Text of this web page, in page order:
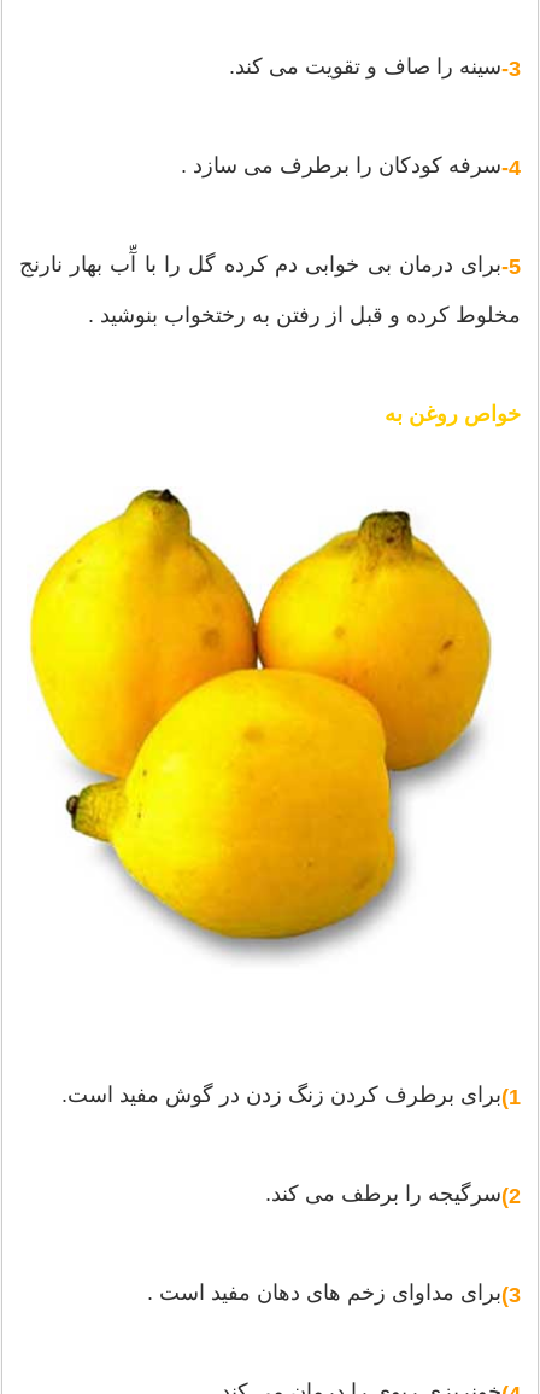
3- سینه را صاف و تقویت می كند.
4- سرفه كودكان را برطرف می سازد .
5- برای درمان بی خوابی دم كرده گل را با آّب بهار نارنج
مخلوط كرده و قبل از رفتن به رختخواب بنوشید .
خواص روغن به
1) برای برطرف كردن زنگ زدن در گوش مفید است.
2) سرگیجه را برطف می كند.
3) برای مداوای زخم های دهان مفید است .